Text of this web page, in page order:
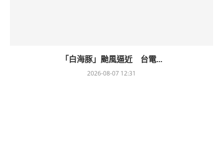
「白海豚」颱風逼近 台電...
2026-08-07 12:31